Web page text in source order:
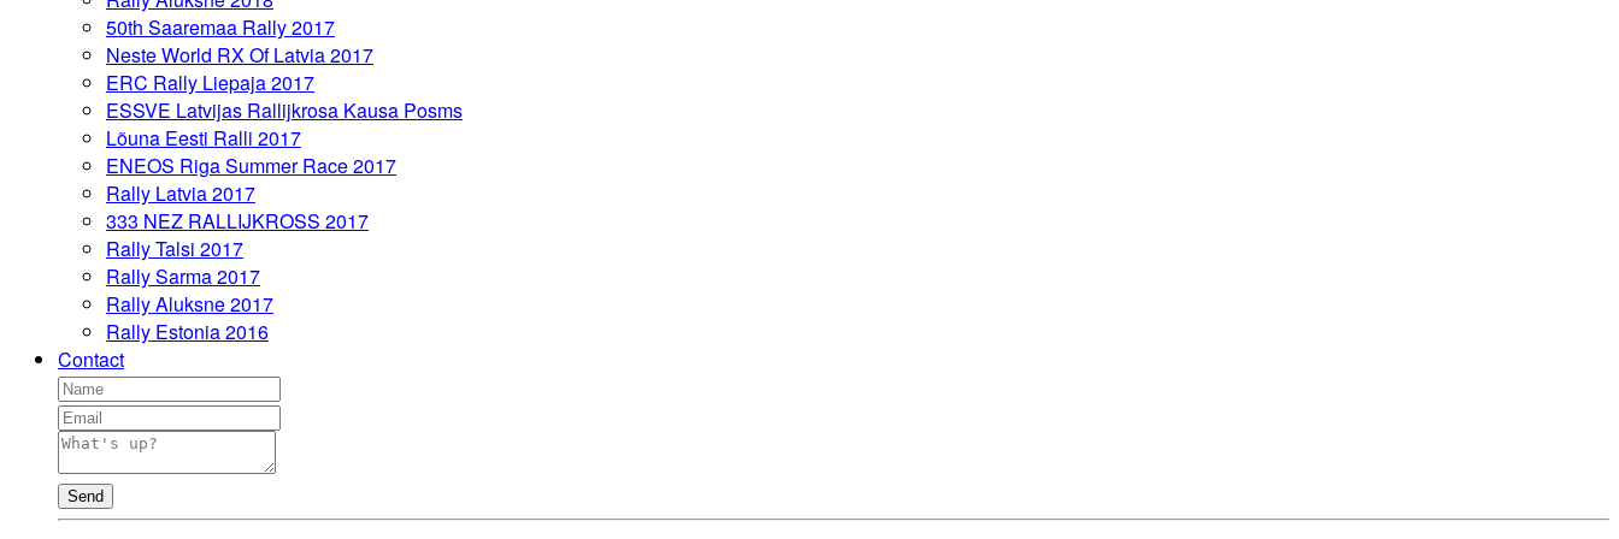
50th Saaremaa Rally 2017
Neste World RX Of Latvia 2017
ERC Rally Liepaja 2017
ESSVE Latvijas Rallijkrosa Kausa Posms
Lõuna Eesti Ralli 2017
ENEOS Riga Summer Race 2017
Rally Latvia 2017
333 NEZ RALLIJKROSS 2017
Rally Talsi 2017
Rally Sarma 2017
Rally Aluksne 2017
Rally Estonia 2016
Contact
Send